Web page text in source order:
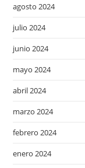
agosto 2024
julio 2024
junio 2024
mayo 2024
abril 2024
marzo 2024
febrero 2024
enero 2024